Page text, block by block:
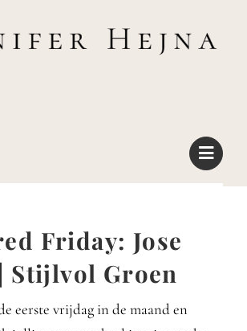
Friday: Jose
Stijlvol Groen
eerste vrijdag in de maand en